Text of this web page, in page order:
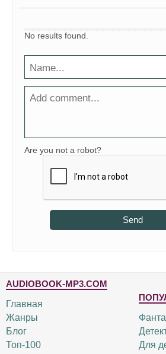
No results found.
Are you not a robot?
Send
AUDIOBOOK-MP3.COM
Главная
Жанры
Блог
Топ-100
Для